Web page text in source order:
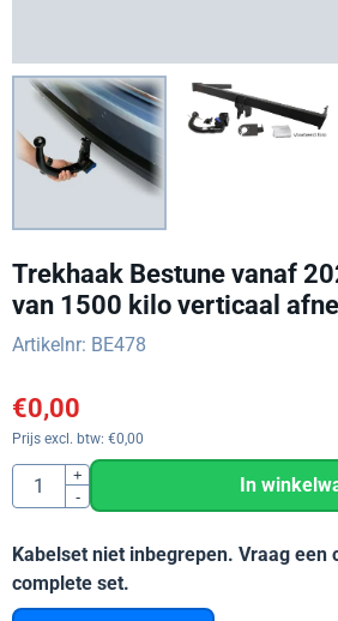
Trekhaak Bestune vanaf
van 1500 kilo verticaal
Artikelnr: BE478
€0,00
Prijs excl. btw: €0,00
Aantal
+
-
In
Kabelset niet inbegrepen. Vraag een
complete set.